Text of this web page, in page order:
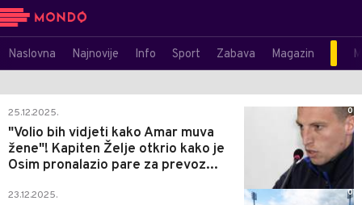
Naslovna Najnovije Info Sport Zabava Magazin
25.12.2025.
"Volio bih vidjeti kako Amar muva
žene"! Kapiten Želje otkrio kako je
Osim pronalazio pare za prevoz...
0
23.12.2025. 0